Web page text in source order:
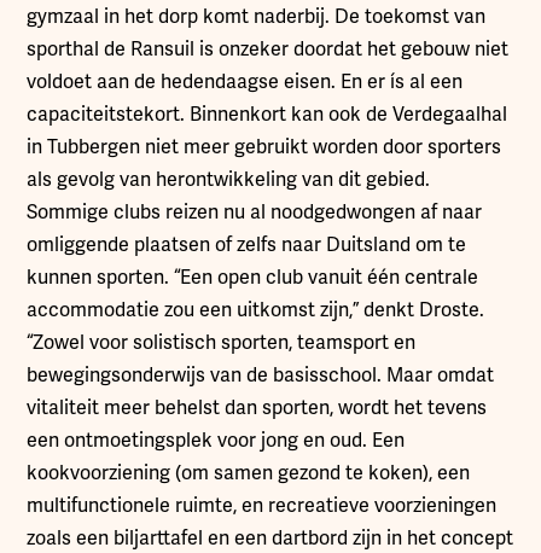
gymzaal in het dorp komt naderbij. De toekomst van
sporthal de Ransuil is onzeker doordat het gebouw niet
voldoet aan de hedendaagse eisen. En er ís al een
capaciteitstekort. Binnenkort kan ook de Verdegaalhal
in Tubbergen niet meer gebruikt worden door sporters
als gevolg van herontwikkeling van dit gebied.
Sommige clubs reizen nu al noodgedwongen af naar
omliggende plaatsen of zelfs naar Duitsland om te
kunnen sporten. “Een open club vanuit één centrale
accommodatie zou een uitkomst zijn,” denkt Droste.
“Zowel voor solistisch sporten, teamsport en
bewegingsonderwijs van de basisschool. Maar omdat
vitaliteit meer behelst dan sporten, wordt het tevens
een ontmoetingsplek voor jong en oud. Een
kookvoorziening (om samen gezond te koken), een
multifunctionele ruimte, en recreatieve voorzieningen
zoals een biljarttafel en een dartbord zijn in het concept